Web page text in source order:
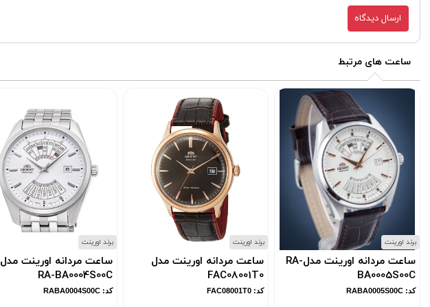
ارسال دیدگاه
ساعت های مرتبط
برند اورینت
ساعت مردانه اورینت مدلRA-
BA0005S00C
کد: RABA0005S00C
برند اورینت
ساعت مردانه اورینت مدل
FAC08001T0
کد: FAC08001T0
برند اورینت
ساعت مردانه اورینت مدل
RA-BA0004S00C
کد: RABA0004S00C